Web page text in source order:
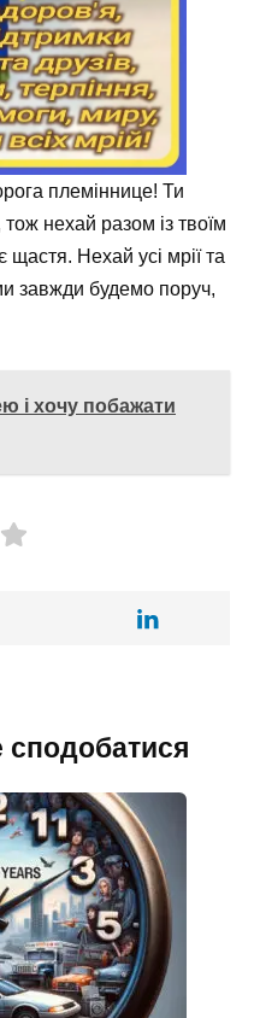
племіннице! Ти
нехай разом із твоїм
щастя. Нехай усі мрії та
завжди будемо поруч,
і хочу побажати